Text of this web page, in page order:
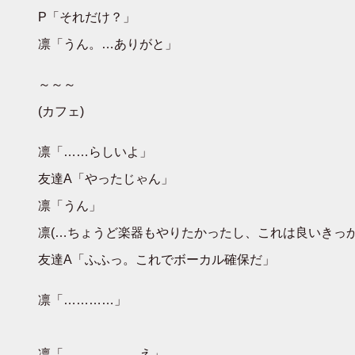
P「それだけ？」
凛「うん。…ありがと」
～～～
(カフェ)
凛「……らしいよ」
友達A「やったじゃん」
凛「うん」
凛(…ちょうど楽器もやりたかったし、これは良いきっ
友達A「ふふっ。これでボーカル確保だ」
凛「…………」